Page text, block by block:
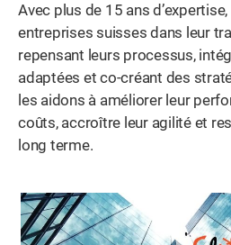
Avec plus de 15 ans
entreprises suisses dans leur
repensant leurs processus,
adaptées et co-créant des
les aidons à améliorer leur
coûts, accroître leur agilité et
long terme.